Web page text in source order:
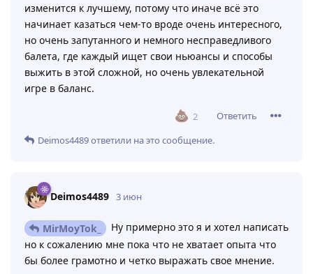
изменится к лучшему, потому что иначе всё это
начинает казаться чем-то вроде очень интересного,
но очень запутанного и немного несправедливого
балета, где каждый ищет свои ньюансы и способы
выжить в этой сложной, но очень увлекательной
игре в баланс.
2
Ответить
Deimos4489ответили на это сообщение.
Deimos4489 3 июн
MirMoyTok_
Ну примерно это я и хотел написать
но к сожалению мне пока что не хватает опыта что
бы более грамотно и четко выражать свое мнение.